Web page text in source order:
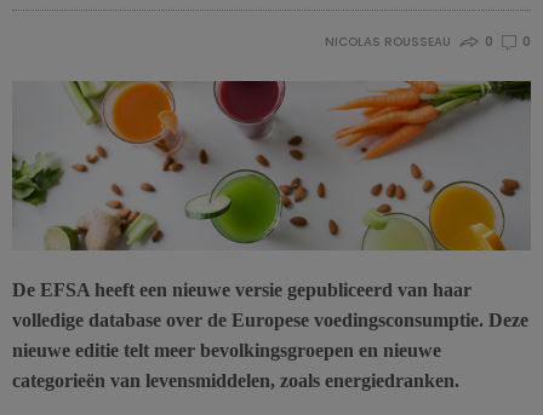
NICOLAS ROUSSEAU 0 0
De EFSA heeft een nieuwe versie gepubliceerd van haar
volledige database over de Europese voedingsconsumptie. Deze
nieuwe editie telt meer bevolkingsgroepen en nieuwe
categorieën van levensmiddelen, zoals energiedranken.